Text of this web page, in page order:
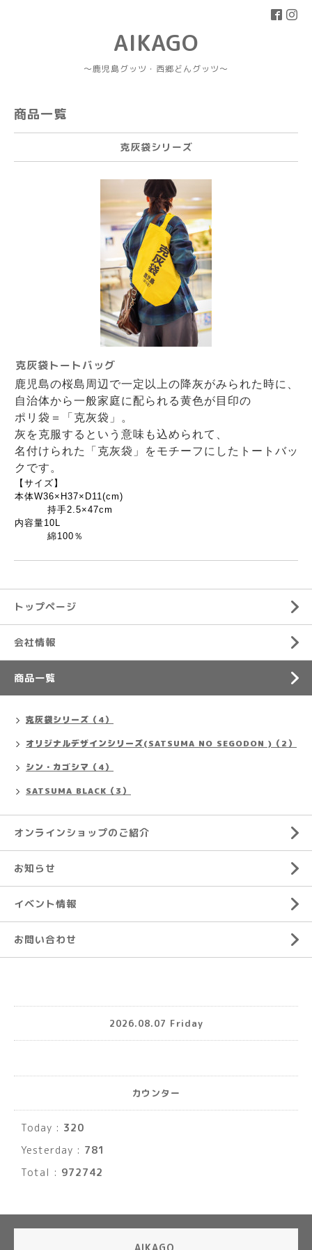
AIKAGO
～鹿児島グッツ・西郷どんグッツ～
商品一覧
克灰袋シリーズ
克灰袋トートバッグ
鹿児島の桜島周辺で一定以上の降灰がみられた時に、
自治体から一般家庭に配られる黄色が目印の
ポリ袋＝「克灰袋」。
灰を克服するという意味も込められて、
名付けられた「克灰袋」をモチーフにしたトートバッ
クです。
【サイズ】
本体W36×H37×D11(cm)
持手2.5×47cm
内容量10L
綿100％
トップページ
会社情報
商品一覧
克灰袋シリーズ（4）
オリジナルデザインシリーズ(SATSUMA NO SEGODON )（2）
シン・カゴシマ（4）
SATSUMA BLACK（3）
オンラインショップのご紹介
お知らせ
イベント情報
お問い合わせ
2026.08.07 Friday
カウンター
Today : 320
Yesterday : 781
Total : 972742